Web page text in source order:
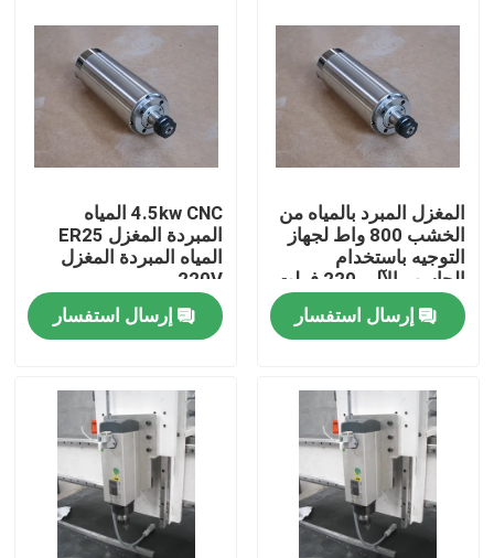
المنتجات
أشرطة فيديو
المغزل المبرد بالمياه من
الخشب 800 واط لجهاز
التوجيه باستخدام
الحاسب الآلي 220 فولت
1 المرحلة ER11 الحجم
إرسال استفسار
4.5kw CNC المياه
المبردة المغزل ER25
المياه المبردة المغزل
220V
إرسال استفسار